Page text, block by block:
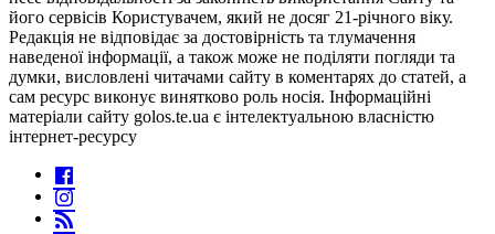
його сервісів Користувачем, який не досяг 21-річного віку.
Редакція не відповідає за достовірність та тлумачення
наведеної інформації, а також може не поділяти погляди та
думки, висловлені читачами сайту в коментарях до статей, а
сам ресурс виконує винятково роль носія. Інформаційні
матеріали сайту golos.te.ua є інтелектуальною власністю
інтернет-ресурсу